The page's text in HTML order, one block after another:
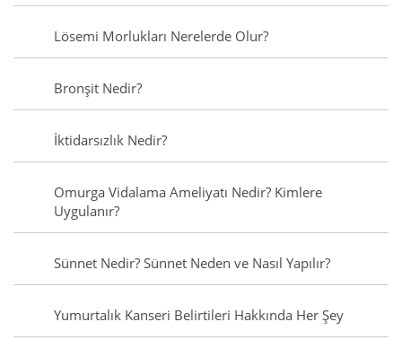
Lösemi Morlukları Nerelerde Olur?
Bronşit Nedir?
İktidarsızlık Nedir?
Omurga Vidalama Ameliyatı Nedir? Kimlere
Uygulanır?
Sünnet Nedir? Sünnet Neden ve Nasıl Yapılır?
Yumurtalık Kanseri Belirtileri Hakkında Her Şey